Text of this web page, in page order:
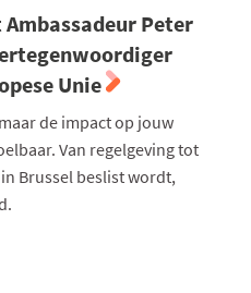
Peter
Unie
de impact op jouw
Van regelgeving tot
Brussel beslist wordt,